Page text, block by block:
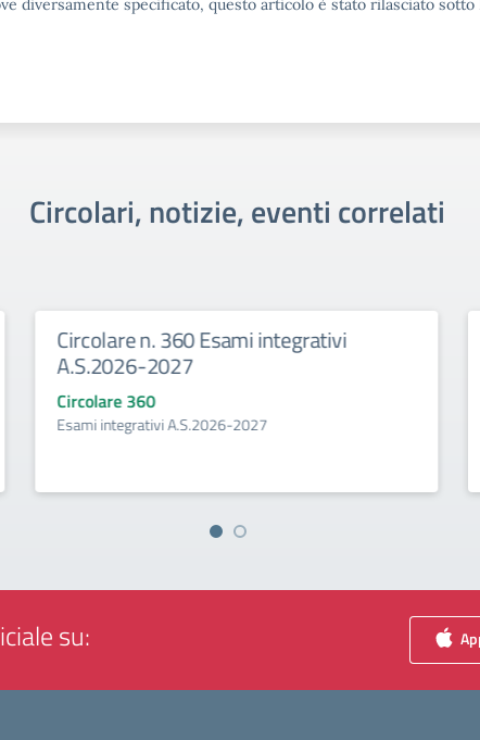
diversamente specificato, questo articolo è stato rilasciato
Circolari, notizie, eventi correlati
Circolare n. 360 Esami integrativi
A.S.2026-2027
Circolare 360
Esami integrativi A.S.2026-2027
su: